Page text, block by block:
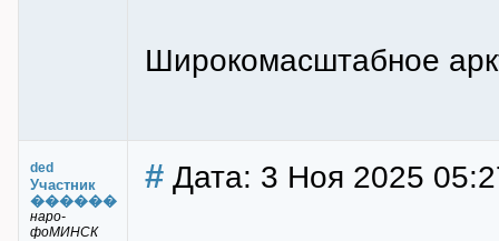
Широкомасштабное
ded
Участник
������
наро-
фоМИНСК
# Дата: 3 Ноя 2025